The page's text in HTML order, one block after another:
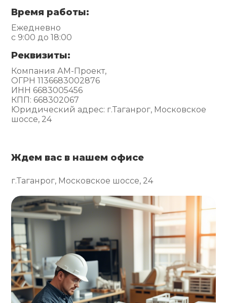
Время работы:
Ежедневно
с 9:00 до 18:00
Реквизиты:
Компания АМ-Проект,
ОГРН 1136683002876
ИНН 6683005456
КПП: 668302067
Юридический адрес: г.Таганрог, Московское
шоссе, 24
Ждем вас в нашем офисе
г.Таганрог, Московское шоссе, 24